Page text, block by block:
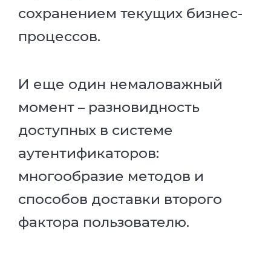
сохранением текущих бизнес-
процессов.
И еще один немаловажный
момент – разновидность
доступных в системе
аутентификаторов:
многообразие методов и
способов доставки второго
фактора пользователю.